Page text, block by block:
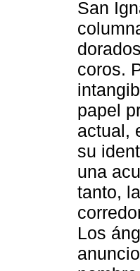
San
coros.
papel
actual,
su
una
tanto,
Los